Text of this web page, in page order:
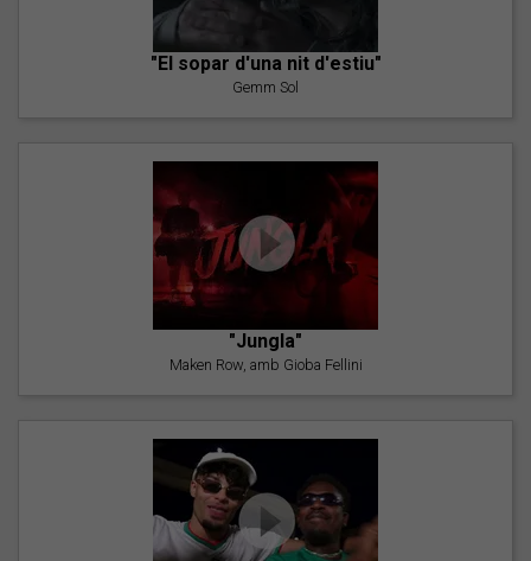
"El sopar d'una nit d'estiu"
Gemm Sol
"Jungla"
Maken Row, amb Gioba Fellini